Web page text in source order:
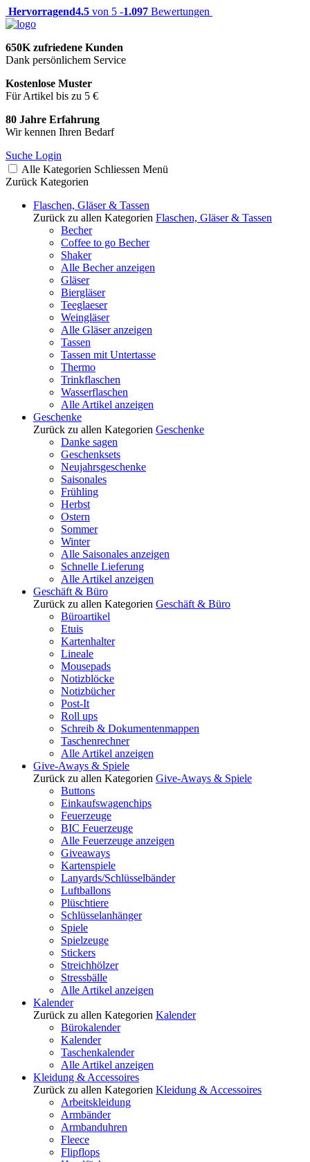
Hervorragend4.5 von 5 -1.097 Bewertungen
650K zufriedene Kunden
Dank persönlichem Service
Kostenlose Muster
Für Artikel bis zu 5 €
80 Jahre Erfahrung
Wir kennen Ihren Bedarf
Suche Login
Alle Kategorien Schliessen Menü
Zurück Kategorien
Flaschen, Gläser & Tassen
Zurück zu allen Kategorien Flaschen, Gläser & Tassen
Becher
Coffee to go Becher
Shaker
Alle Becher anzeigen
Gläser
Biergläser
Teeglaeser
Weingläser
Alle Gläser anzeigen
Tassen
Tassen mit Untertasse
Thermo
Trinkflaschen
Wasserflaschen
Alle Artikel anzeigen
Geschenke
Zurück zu allen Kategorien Geschenke
Danke sagen
Geschenksets
Neujahrsgeschenke
Saisonales
Frühling
Herbst
Ostern
Sommer
Winter
Alle Saisonales anzeigen
Schnelle Lieferung
Alle Artikel anzeigen
Geschäft & Büro
Zurück zu allen Kategorien Geschäft & Büro
Büroartikel
Etuis
Kartenhalter
Lineale
Mousepads
Notizblöcke
Notizbücher
Post-It
Roll ups
Schreib & Dokumentenmappen
Taschenrechner
Alle Artikel anzeigen
Give-Aways & Spiele
Zurück zu allen Kategorien Give-Aways & Spiele
Buttons
Einkaufswagenchips
Feuerzeuge
BIC Feuerzeuge
Alle Feuerzeuge anzeigen
Giveaways
Kartenspiele
Lanyards/Schlüsselbänder
Luftballons
Plüschtiere
Schlüsselanhänger
Spiele
Spielzeuge
Stickers
Streichhölzer
Stressbälle
Alle Artikel anzeigen
Kalender
Zurück zu allen Kategorien Kalender
Bürokalender
Kalender
Taschenkalender
Alle Artikel anzeigen
Kleidung & Accessoires
Zurück zu allen Kategorien Kleidung & Accessoires
Arbeitskleidung
Armbänder
Armbanduhren
Fleece
Flipflops